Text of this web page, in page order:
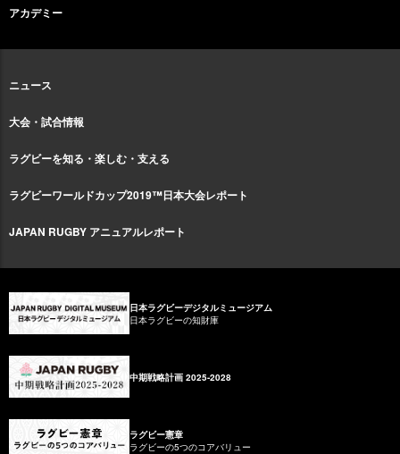
アカデミー
ニュース
大会・試合情報
ラグビーを知る・楽しむ・支える
ラグビーワールドカップ2019™日本大会レポート
JAPAN RUGBY アニュアルレポート
日本ラグビーデジタルミュージアム
日本ラグビーの知財庫
中期戦略計画 2025-2028
ラグビー憲章
ラグビーの5つのコアバリュー